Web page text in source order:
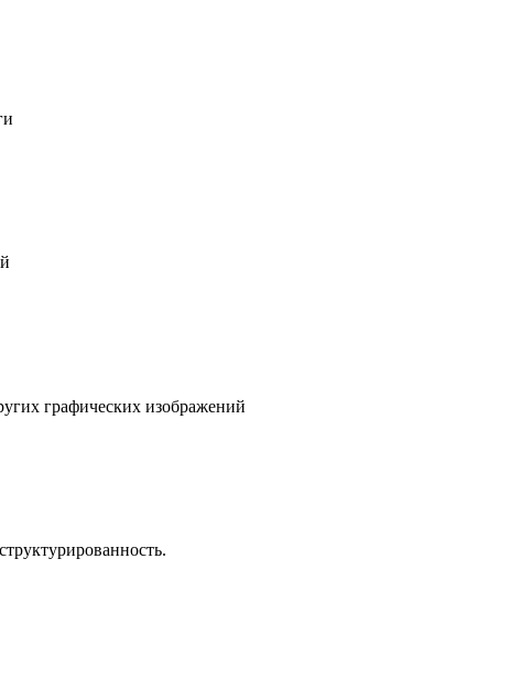
графических изображений